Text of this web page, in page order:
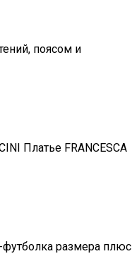
поясом и
Платье FRANCESCA
футболка размера плюс